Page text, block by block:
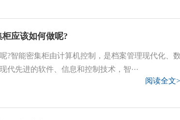
柜应该如何做呢?
?智能密集柜由计算机控制，是档案管理现代化、数
代先进的软件、信息和控制技术，智···
阅读全文